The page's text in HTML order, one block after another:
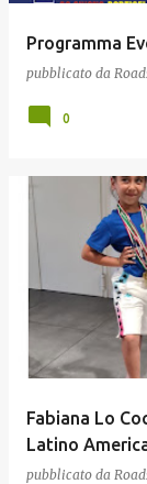
Programma
pubblicato da
0
Fabiana Lo
Latino
pubblicato da